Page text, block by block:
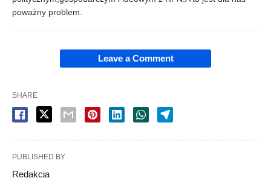
poważny problem.
Leave a Comment
SHARE
PUBLISHED BY
Redakcja